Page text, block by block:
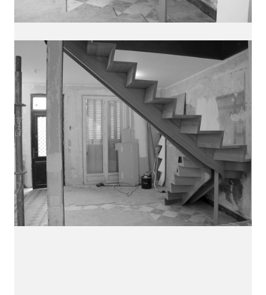
Qui sommes nous
Un atelier d'ébénisterie en région parisienne.
Nous sommes spécialisés dans la réalisation de
prototypes,
et de petites séries de mobilier.
Vous pouvez nous contacter par mail